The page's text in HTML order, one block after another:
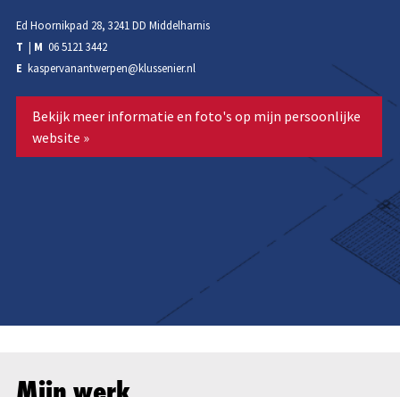
Ed Hoornikpad 28, 3241 DD Middelharnis
T | M 06 5121 3442
E kaspervanantwerpen@klussenier.nl
Bekijk meer informatie en foto's op mijn persoonlijke
website »